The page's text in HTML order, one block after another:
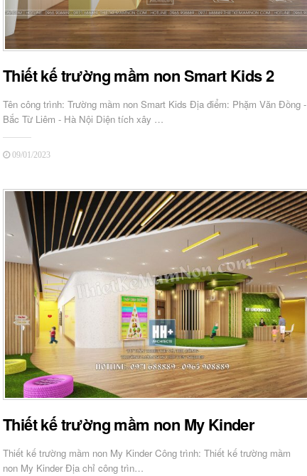
Thiết kế trường mầm non Smart Kids 2
Tên công trình: Trường mầm non Smart Kids Địa điểm: Phặm Văn Đồng -
Bắc Từ Liêm - Hà Nội Diện tích xây …
09/01/2023
Thiết kế trường mầm non My Kinder
Thiết kế trường mầm non My Kinder Công trình: Thiết kế trường mầm
non My Kinder Địa chỉ công trìn…